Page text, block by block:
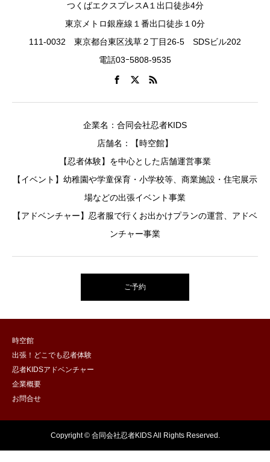
つくばエクスプレスA１出口徒歩4分
東京メトロ銀座線１番出口徒歩１0分
111-0032 東京都台東区浅草２丁目26-5 SDSビル202
電話03ｰ5808-9535
企業名：合同会社忍者KIDS
店舗名：【時空館】
【忍者体験】を中心とした店舗運営事業
【イベント】幼稚園や学童保育・小学校等、商業施設・住宅展示
場などの出張イベント事業
【アドベンチャー】忍者服で行くお出かけプランの運営、アドベ
ンチャー事業
ご予約
時空館
出張！どこでも忍者体験
忍者KIDSアドベンチャー
企業概要
お問合せ
Copyright © 合同会社忍者KIDS All Rights Reserved.